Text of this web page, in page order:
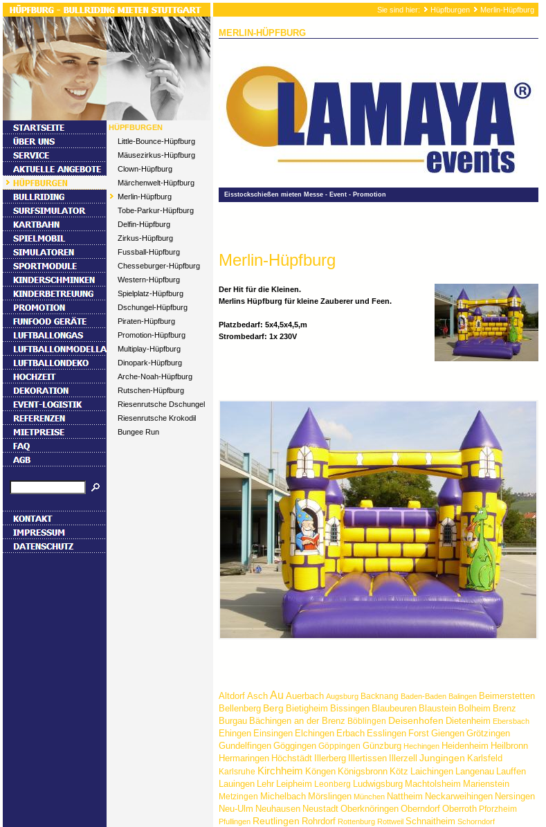
Sie sind hier: Hüpfburgen Merlin-Hüpfburg
HÜPFBURGEN
Little-Bounce-Hüpfburg
Mäusezirkus-Hüpfburg
Clown-Hüpfburg
Märchenwelt-Hüpfburg
Merlin-Hüpfburg
Tobe-Parkur-Hüpfburg
Delfin-Hüpfburg
Zirkus-Hüpfburg
Fussball-Hüpfburg
Chesseburger-Hüpfburg
Western-Hüpfburg
Spielplatz-Hüpfburg
Dschungel-Hüpfburg
Piraten-Hüpfburg
Promotion-Hüpfburg
Multiplay-Hüpfburg
Dinopark-Hüpfburg
Arche-Noah-Hüpfburg
Rutschen-Hüpfburg
Riesenrutsche Dschungel
Riesenrutsche Krokodil
Bungee Run
MERLIN-HÜPFBURG
Eisstockschießen mieten Messe - Event - Promotion
Merlin-Hüpfburg
Der Hit für die Kleinen.
Merlins Hüpfburg für kleine Zauberer und Feen.
Platzbedarf: 5x4,5x4,5,m
Strombedarf: 1x 230V
Altdorf Asch Au Auerbach Augsburg Backnang Baden-Baden Balingen Beimerstetten
Bellenberg Berg Bietigheim Bissingen Blaubeuren Blaustein Bolheim Brenz
Burgau Bächingen an der Brenz Böblingen Deisenhofen Dietenheim Ebersbach
Ehingen Einsingen Elchingen Erbach Esslingen Forst Giengen Grötzingen
Gundelfingen Göggingen Göppingen Günzburg Hechingen Heidenheim Heilbronn
Hermaringen Höchstädt Illerberg Illertissen Illerzell Jungingen Karlsfeld
Karlsruhe Kirchheim Köngen Königsbronn Kötz Laichingen Langenau Lauffen
Lauingen Lehr Leipheim Leonberg Ludwigsburg Machtolsheim Marienstein
Metzingen Michelbach Mörslingen München Nattheim Neckarweihingen Nersingen
Neu-Ulm Neuhausen Neustadt Oberknöringen Oberndorf Oberroth Pforzheim
Pfullingen Reutlingen Rohrdorf Rottenburg Rottweil Schnaitheim Schorndorf